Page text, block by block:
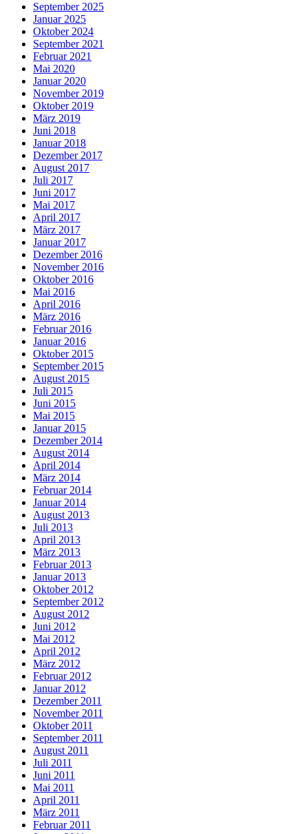
September 2025
Januar 2025
Oktober 2024
September 2021
Februar 2021
Mai 2020
Januar 2020
November 2019
Oktober 2019
März 2019
Juni 2018
Januar 2018
Dezember 2017
August 2017
Juli 2017
Juni 2017
Mai 2017
April 2017
März 2017
Januar 2017
Dezember 2016
November 2016
Oktober 2016
Mai 2016
April 2016
März 2016
Februar 2016
Januar 2016
Oktober 2015
September 2015
August 2015
Juli 2015
Juni 2015
Mai 2015
Januar 2015
Dezember 2014
August 2014
April 2014
März 2014
Februar 2014
Januar 2014
August 2013
Juli 2013
April 2013
März 2013
Februar 2013
Januar 2013
Oktober 2012
September 2012
August 2012
Juni 2012
Mai 2012
April 2012
März 2012
Februar 2012
Januar 2012
Dezember 2011
November 2011
Oktober 2011
September 2011
August 2011
Juli 2011
Juni 2011
Mai 2011
April 2011
März 2011
Februar 2011